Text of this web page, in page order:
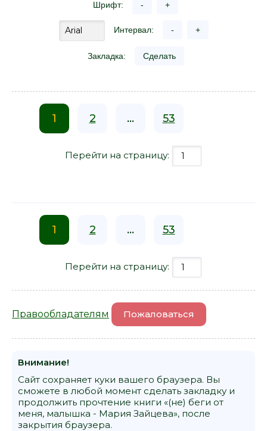
Шрифт: - +
Интервал: - +
Закладка: Сделать
1 2 ... 53
Перейти на страницу:
1 2 ... 53
Перейти на страницу:
Правообладателям Пожаловаться
Внимание!
Сайт сохраняет куки вашего браузера. Вы
сможете в любой момент сделать закладку и
продолжить прочтение книги «(не) беги от
меня, малышка - Мария Зайцева», после
закрытия браузера.